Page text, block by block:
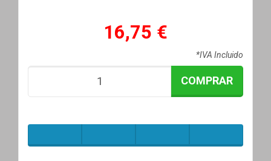
16,75 €
*IVA Incluido
COMPRAR